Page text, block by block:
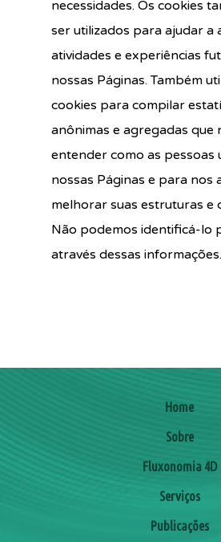
necessidades. Os cookies
ser utilizados para ajudar a
atividades e experiências
nossas Páginas. Também
cookies para compilar
anônimas e agregadas que
entender como as pessoas
nossas Páginas e para nos
melhorar suas estruturas e
Não podemos identificá-lo
através dessas informações.
Home
Sobre
Fluxonomia 4D
Serviços
Publicações